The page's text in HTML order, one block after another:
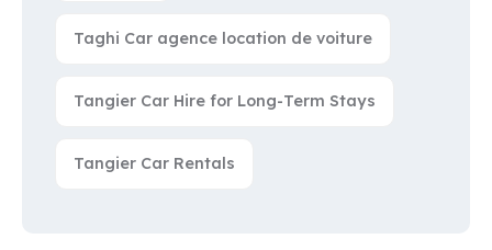
Taghi Car agence location de voiture
Tangier Car Hire for Long-Term Stays
Tangier Car Rentals